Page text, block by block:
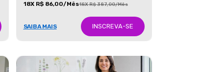
18X R$ 86,00/Mês18X R$ 387,00/Mês
SAIBA MAIS INSCREVA-SE